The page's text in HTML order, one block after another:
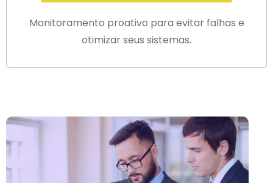
Monitoramento proativo para evitar falhas e
otimizar seus sistemas.